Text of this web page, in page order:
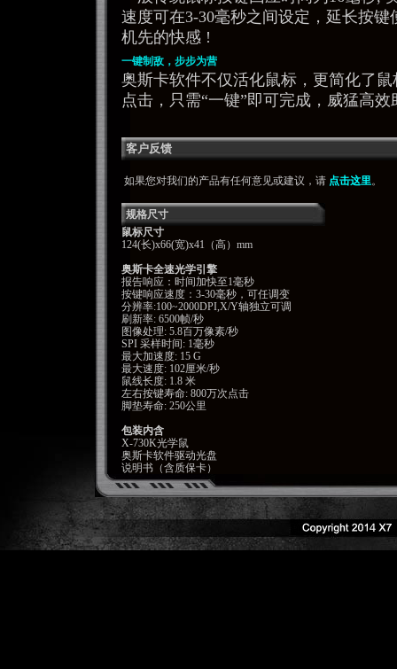
速度可在3-30毫秒之间设定，延长按
机先的快感 !
一键制敌，步步为营
奥斯卡软件不仅活化鼠标，更简化了
点击，只需“一键”即可完成，威猛高
客户反馈
如果您对我们的产品有任何意见或建议，请 点击这里。
规格尺寸
鼠标尺寸
124(长)x66(宽)x41（高）mm
奥斯卡全速光学引擎
报告响应：时间加快至1毫秒
按键响应速度：3-30毫秒，可任调变
分辨率:100~2000DPI,X/Y轴独立可调
刷新率: 6500帧/秒
图像处理: 5.8百万像素/秒
SPI 采样时间: 1毫秒
最大加速度: 15 G
最大速度: 102厘米/秒
鼠线长度: 1.8 米
左右按键寿命: 800万次点击
脚垫寿命: 250公里
包装内含
X-730K光学鼠
奥斯卡软件驱动光盘
说明书（含质保卡）